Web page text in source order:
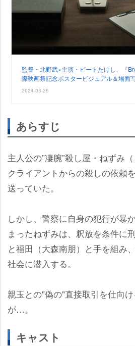
監督・北野武×主演・ビートたけし、『
際映画祭記念ポスタービジュアル＆場面
2024-08-26
あらすじ
主人公の”凄腕”殺し屋・ねずみ（
クライアントからの殺しの依頼
送っていた。
しかし、警察に自身の犯行が暴
まったねずみは、釈放を条件に
と福田（大森南朋）と手を組み
社会に潜入する。
親玉との"偽の"直接取引を仕向
が…。
キャスト